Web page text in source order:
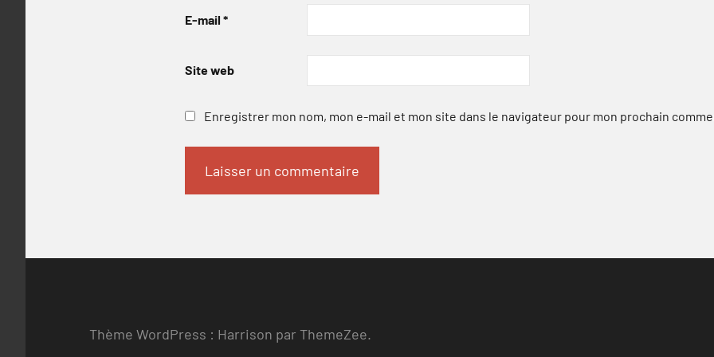
E-mail *
Site web
Enregistrer mon nom, mon e-mail et mon site dans le navigateur pour mon prochain
Thème WordPress : Harrison par ThemeZee.